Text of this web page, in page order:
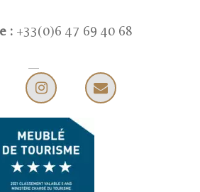
:+33(0)6 47 69 40 68